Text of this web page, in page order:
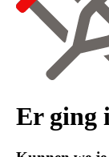
Er ging